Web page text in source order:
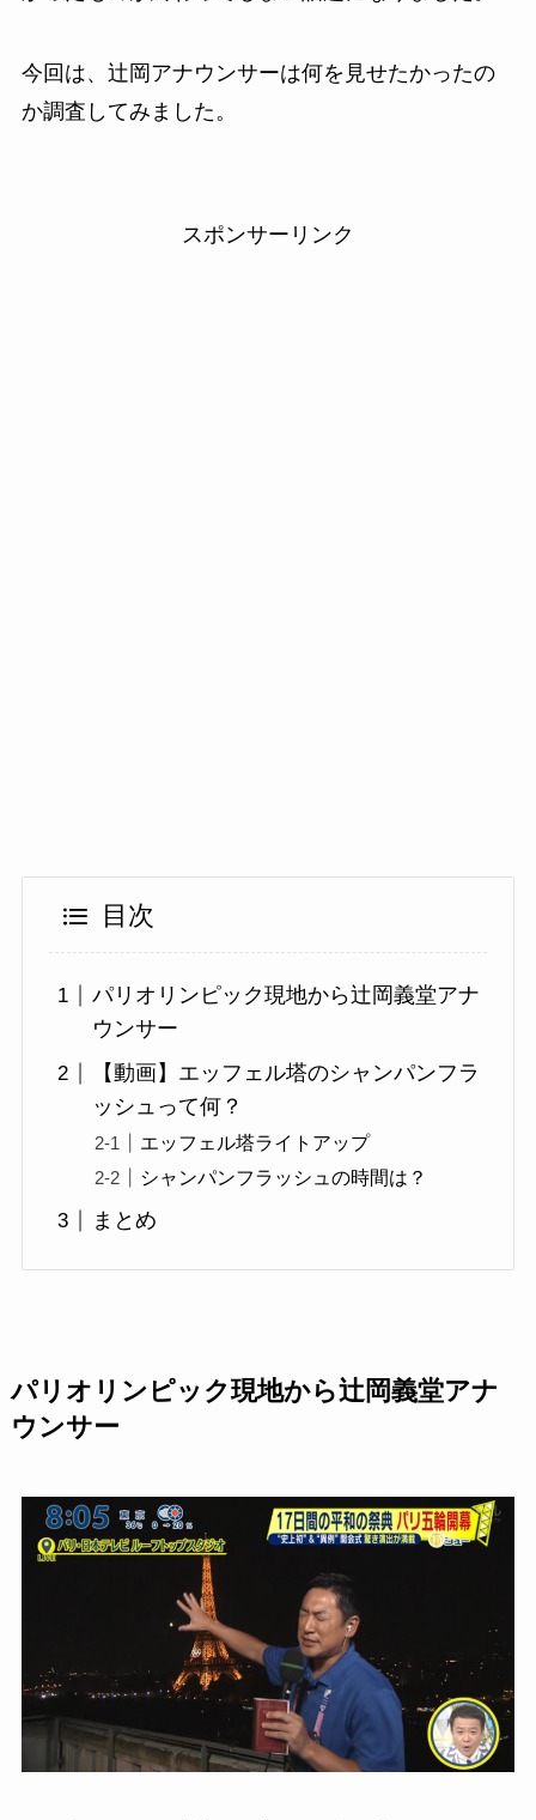
今回は、辻岡アナウンサーは何を見せたかったの
か調査してみました。
スポンサーリンク
目次
パリオリンピック現地から辻岡義堂アナ
ウンサー
【動画】エッフェル塔のシャンパンフラ
ッシュって何？
エッフェル塔ライトアップ
シャンパンフラッシュの時間は？
まとめ
パリオリンピック現地から辻岡義堂アナ
ウンサー